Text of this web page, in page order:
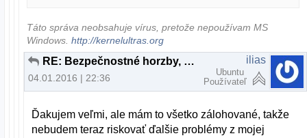
Táto správa neobsahuje vírus, pretože nepoužívam MS
Windows.http://kernelultras.org
RE: Bezpečnostné horzby, alebo planý poplach?
04.01.2016 | 22:36
ilias
Ubuntu
Používateľ
Ďakujem veľmi, ale mám to všetko zálohované, takže
nebudem teraz riskovať ďalšie problémy z mojej